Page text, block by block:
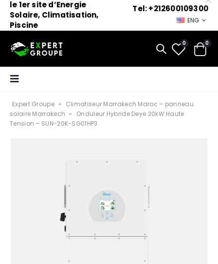
le 1er site d’Energie
Solaire, Climatisation,
Piscine
Tel: +212600109300
ENG
0 0
Expert Groupe »
Climatiseur Marrakech Maroc – panneau
solaire Marrakech »
Onduleur Hybride Deye 20kW Haute
Tension – SUN-20K-SG01HP3